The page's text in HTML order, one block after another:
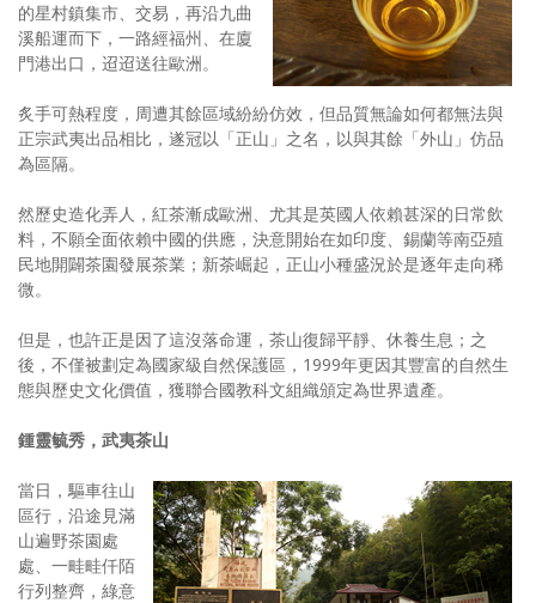
的星村鎮集市、交易，再沿九曲
溪船運而下，一路經福州、在廈
門港出口，迢迢送往歐洲。
炙手可熱程度，周遭其餘區域紛紛仿效，但品質無論如何都無法與
正宗武夷出品相比，遂冠以「正山」之名，以與其餘「外山」仿品
為區隔。
然歷史造化弄人，紅茶漸成歐洲、尤其是英國人依賴甚深的日常飲
料，不願全面依賴中國的供應，決意開始在如印度、錫蘭等南亞殖
民地開闢茶園發展茶業；新茶崛起，正山小種盛況於是逐年走向稀
微。
但是，也許正是因了這沒落命運，茶山復歸平靜、休養生息；之
後，不僅被劃定為國家級自然保護區，1999年更因其豐富的自然生
態與歷史文化價值，獲聯合國教科文組織頒定為世界遺產。
鍾靈毓秀，武夷茶山
當日，驅車往山
區行，沿途見滿
山遍野茶園處
處、一畦畦仟陌
行列整齊，綠意